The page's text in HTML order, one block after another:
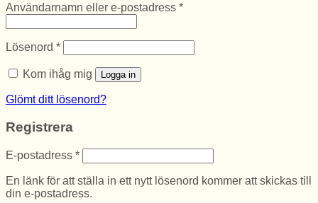
Användarnamn eller e-postadress *Obligatoriskt
Lösenord *Obligatoriskt
Kom ihåg mig Logga in
Glömt ditt lösenord?
Registrera
E-postadress *Obligatoriskt
En länk för att ställa in ett nytt lösenord kommer att skickas till
din e-postadress.